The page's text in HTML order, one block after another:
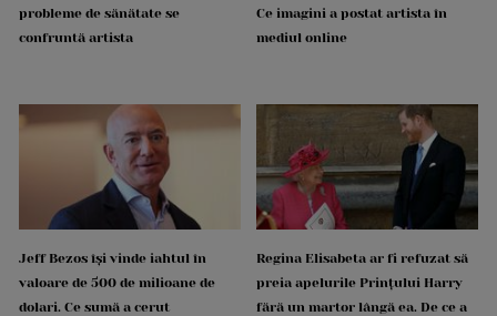
probleme de sănătate se
confruntă artista
Ce imagini a postat artista în
mediul online
Jeff Bezos își vinde iahtul în
valoare de 500 de milioane de
dolari. Ce sumă a cerut
Regina Elisabeta ar fi refuzat să
preia apelurile Prințului Harry
fără un martor lângă ea. De ce a